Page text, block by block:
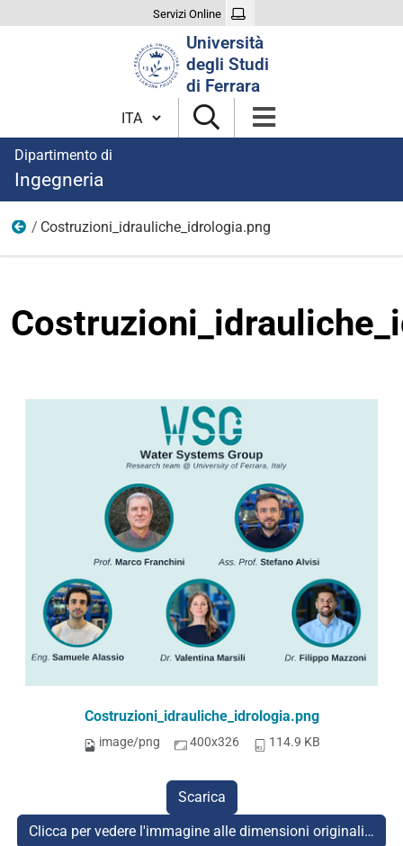
Servizi Online
Università
degli Studi
di Ferrara
Cambia lingua
Dipartimento di
Ingegneria
immagini
Costruzioni_idrauliche_idrologia.png
Costruzioni_idrauliche_idrologia.png
image/png 400x326 114.9 KB
Scarica
Clicca per vedere l'immagine alle dimensioni originali…